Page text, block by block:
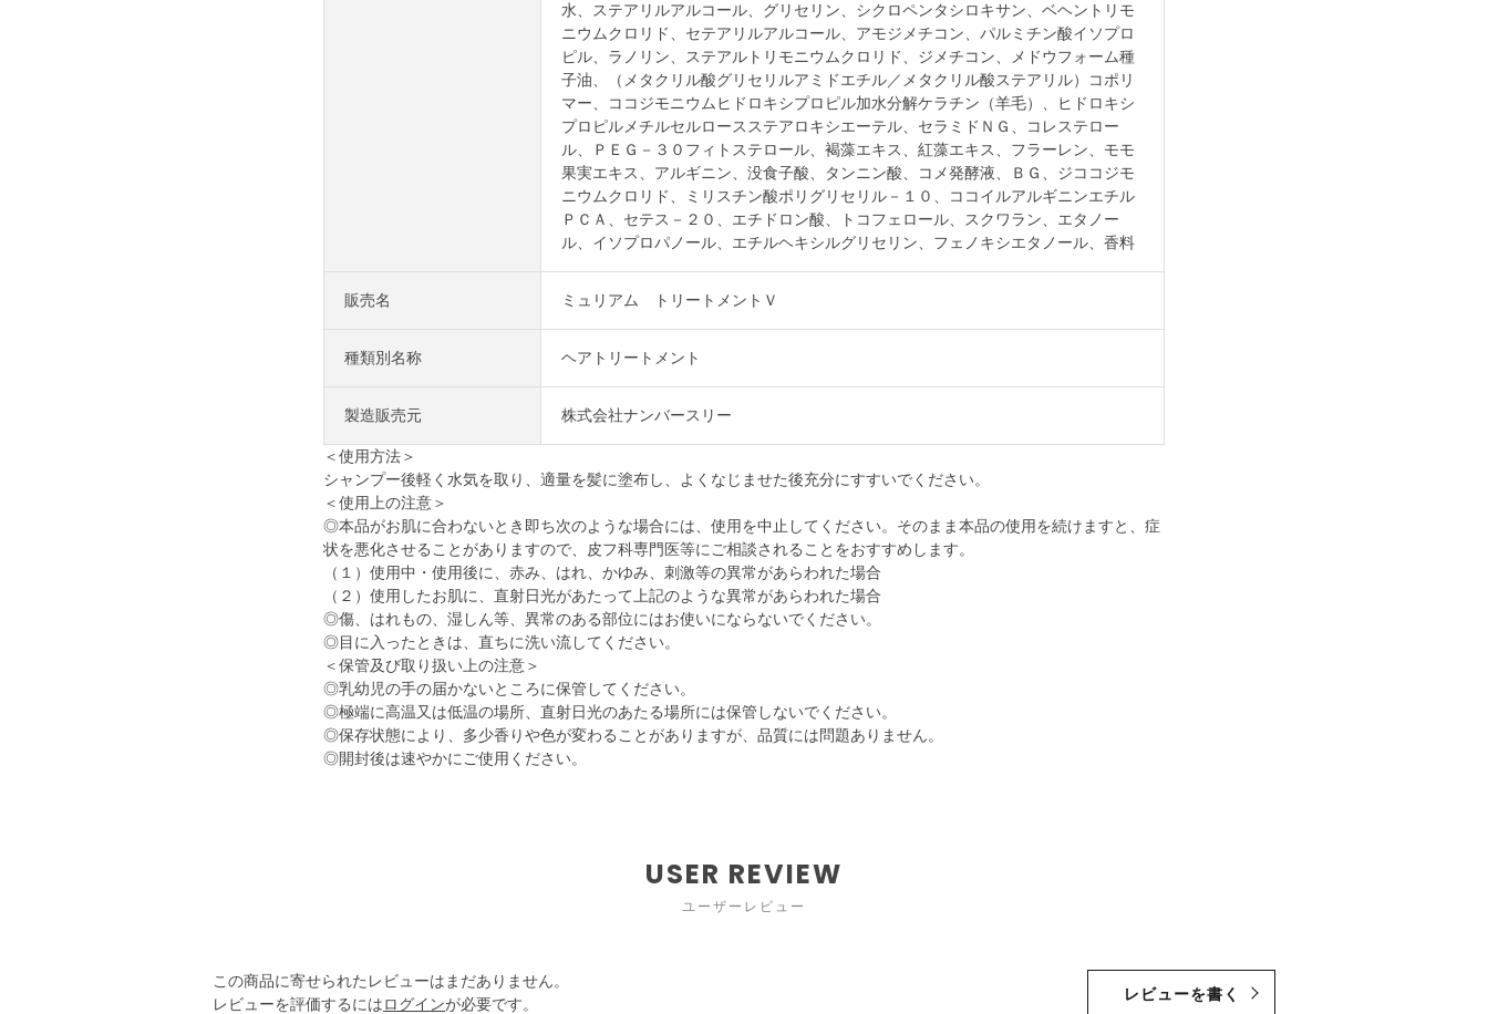
水、ステアリルアルコール、グリセリン、シクロペンタシロキサン、ベヘントリモ
ニウムクロリド、セテアリルアルコール、アモジメチコン、パルミチン酸イソプロ
ピル、ラノリン、ステアルトリモニウムクロリド、ジメチコン、メドウフォーム種
子油、（メタクリル酸グリセリルアミドエチル／メタクリル酸ステアリル）コポリ
マー、ココジモニウムヒドロキシプロピル加水分解ケラチン（羊毛）、ヒドロキシ
プロピルメチルセルロースステアロキシエーテル、セラミドＮＧ、コレステロー
ル、ＰＥＧ－３０フィトステロール、褐藻エキス、紅藻エキス、フラーレン、モモ
果実エキス、アルギニン、没食子酸、タンニン酸、コメ発酵液、ＢＧ、ジココジモ
ニウムクロリド、ミリスチン酸ポリグリセリル－１０、ココイルアルギニンエチル
ＰＣＡ、セテス－２０、エチドロン酸、トコフェロール、スクワラン、エタノー
ル、イソプロパノール、エチルヘキシルグリセリン、フェノキシエタノール、香料
販売名 ミュリアム トリートメントＶ
種類別名称 ヘアトリートメント
製造販売元 株式会社ナンバースリー
＜使用方法＞
シャンプー後軽く水気を取り、適量を髪に塗布し、よくなじませた後充分にすすいでください。
＜使用上の注意＞
◎本品がお肌に合わないとき即ち次のような場合には、使用を中止してください。そのまま本品の使用を続けますと、症
状を悪化させることがありますので、皮フ科専門医等にご相談されることをおすすめします。
（１）使用中・使用後に、赤み、はれ、かゆみ、刺激等の異常があらわれた場合
（２）使用したお肌に、直射日光があたって上記のような異常があらわれた場合
◎傷、はれもの、湿しん等、異常のある部位にはお使いにならないでください。
◎目に入ったときは、直ちに洗い流してください。
＜保管及び取り扱い上の注意＞
◎乳幼児の手の届かないところに保管してください。
◎極端に高温又は低温の場所、直射日光のあたる場所には保管しないでください。
◎保存状態により、多少香りや色が変わることがありますが、品質には問題ありません。
◎開封後は速やかにご使用ください。
USER REVIEW
ユーザーレビュー
この商品に寄せられたレビューはまだありません。
レビューを評価するにはログインが必要です。 レビューを書く